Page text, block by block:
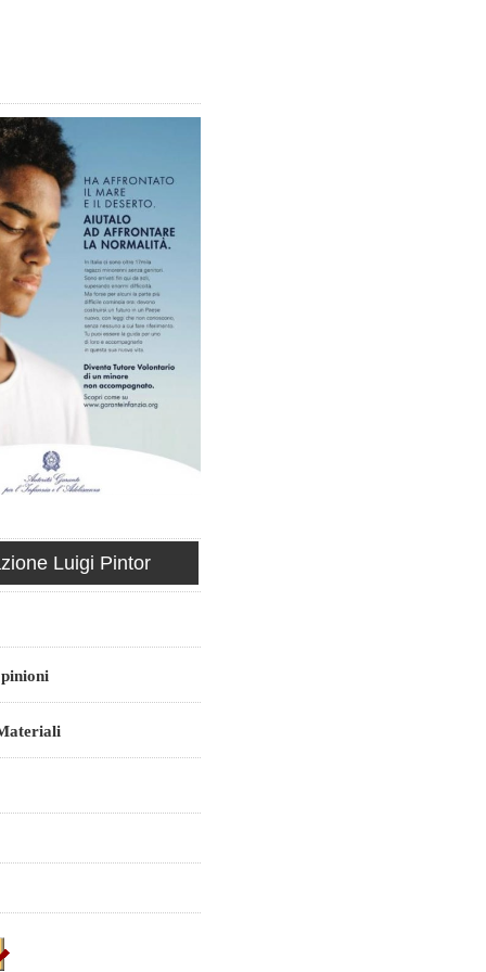
Luigi Pintor